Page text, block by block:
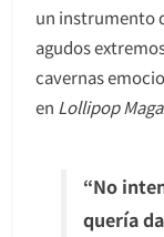
un instrumento
agudos
cavernas
en Lollipop
“No
quería